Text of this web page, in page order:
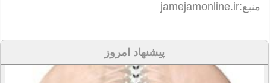
منبع:jamejamonline.ir
پیشنهاد امروز